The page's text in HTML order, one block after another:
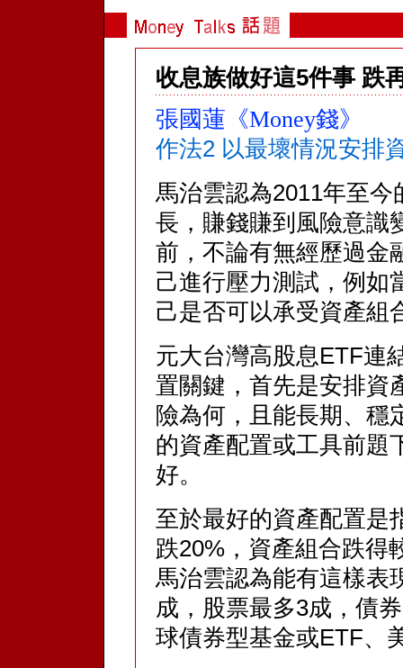
收息族做好這5件事 跌
張國蓮《Money錢》
作法2 以最壞情況安排
馬治雲認為2011年至
長，賺錢賺到風險意識
前，不論有無經歷過金
己進行壓力測試，例如
己是否可以承受資產組
元大台灣高股息ETF連
置關鍵，首先是安排資
險為何，且能長期、穩
的資產配置或工具前題
好。
至於最好的資產配置是
跌20%，資產組合跌得
馬治雲認為能有這樣表
成，股票最多3成，債
球債券型基金或ETF、